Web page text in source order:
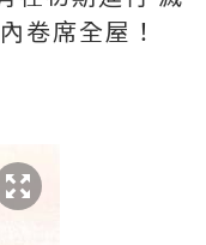
卷席全屋！